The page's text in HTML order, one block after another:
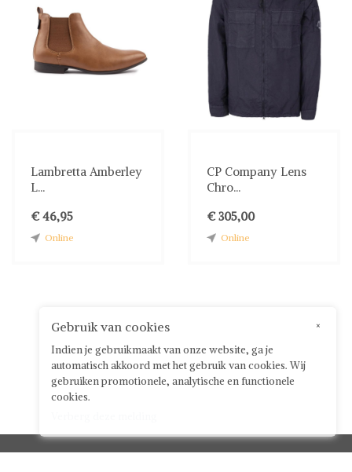
Lambretta Amberley
L...
€ 46,95
Online
CP Company Lens
Chro...
€ 305,00
Online
×
Gebruik van cookies
Indien je gebruikmaakt van onze website, ga je
automatisch akkoord met het gebruik van cookies. Wij
gebruiken promotionele, analytische en functionele
cookies.